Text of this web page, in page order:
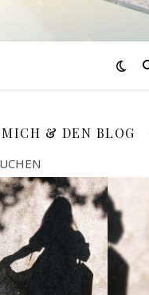
MICH & DEN BLOG